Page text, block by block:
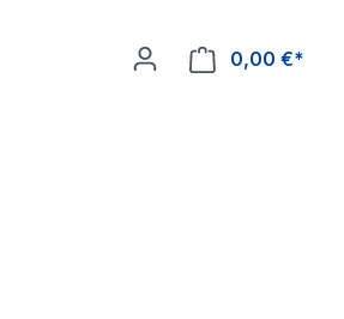
0,00 €*